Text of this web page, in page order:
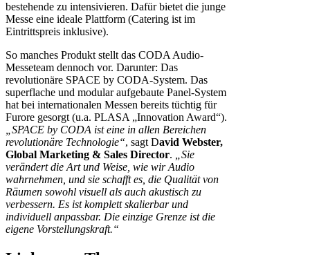
bestehende zu intensivieren. Dafür bietet die junge
Messe eine ideale Plattform (Catering ist im
Eintrittspreis inklusive).
So manches Produkt stellt das CODA Audio-
Messeteam dennoch vor. Darunter: Das
revolutionäre SPACE by CODA-System. Das
superflache und modular aufgebaute Panel-System
hat bei internationalen Messen bereits tüchtig für
Furore gesorgt (u.a. PLASA „Innovation Award“).
„SPACE by CODA ist eine in allen Bereichen
revolutionäre Technologie“, sagt David Webster,
Global Marketing & Sales Director.
„Sie
verändert die Art und Weise, wie wir Audio
wahrnehmen, und sie schafft es, die Qualität von
Räumen sowohl visuell als auch akustisch zu
verbessern. Es ist komplett skalierbar und
individuell anpassbar. Die einzige Grenze ist die
eigene Vorstellungskraft.“